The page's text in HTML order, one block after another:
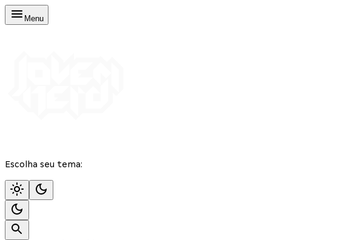
Menu
Escolha seu tema: